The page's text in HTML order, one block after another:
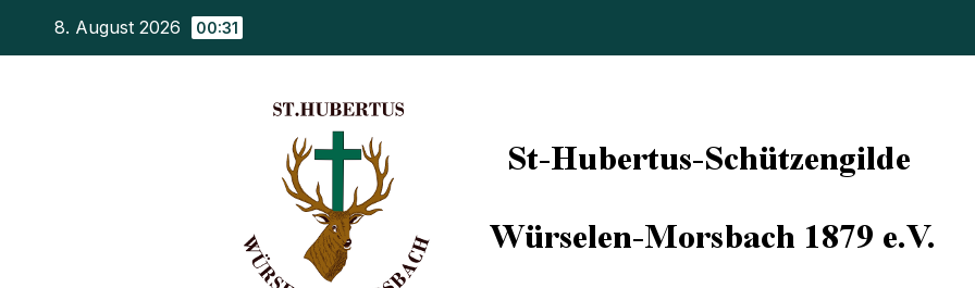
8. August 2026 00:31